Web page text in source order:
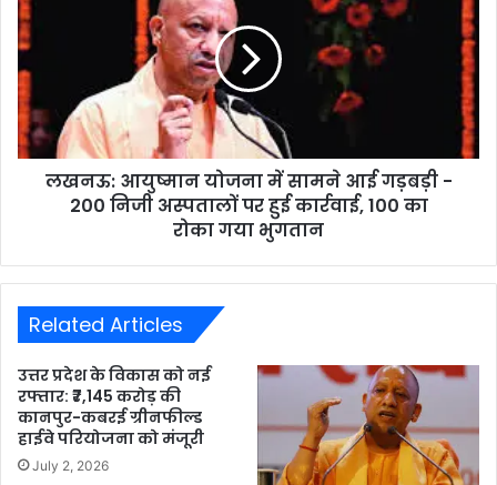
लखनऊ: आयुष्मान योजना में सामने आई गड़बड़ी -
200 निजी अस्पतालों पर हुई कार्रवाई, 100 का
रोका गया भुगतान
Related Articles
उत्तर प्रदेश के विकास को नई
रफ्तार: ₹7,145 करोड़ की
कानपुर-कबरई ग्रीनफील्ड
हाईवे परियोजना को मंजूरी
July 2, 2026